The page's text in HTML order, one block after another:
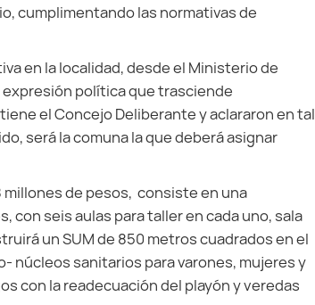
cumplimentando las normativas de
en la localidad, desde el Ministerio de
política que trasciende
el Concejo Deliberante y aclararon en tal
será la comuna la que deberá asignar
millones de pesos, consiste en una
con seis aulas para taller en cada uno, sala
un SUM de 850 metros cuadrados en el
núcleos sanitarios para varones, mujeres y
con la readecuación del playón y veredas